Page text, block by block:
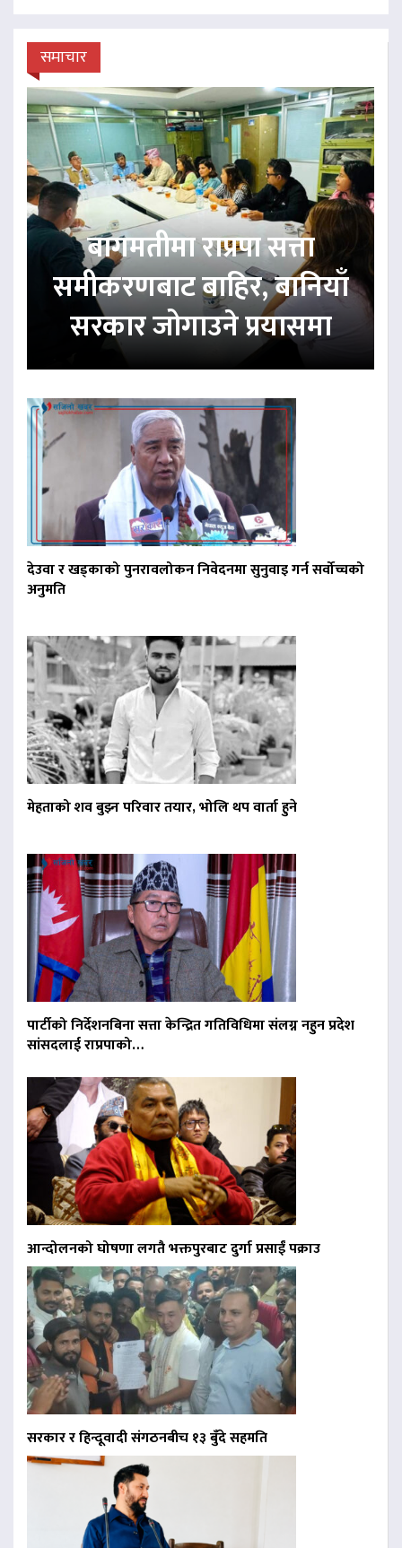
समाचार
बागमतीमा राप्रपा सत्ता
समीकरणबाट बाहिर, बानियाँ
सरकार जोगाउने प्रयासमा
देउवा र खड्काको पुनरावलोकन निवेदनमा सुनुवाइ गर्न सर्वोच्चको
अनुमति
मेहताको शव बुझ्न परिवार तयार, भोलि थप वार्ता हुने
पार्टीको निर्देशनबिना सत्ता केन्द्रित गतिविधिमा संलग्न नहुन प्रदेश
सांसदलाई राप्रपाको…
आन्दोलनको घोषणा लगतै भक्तपुरबाट दुर्गा प्रसाईं पक्राउ
सरकार र हिन्दूवादी संगठनबीच १३ बुँदे सहमति